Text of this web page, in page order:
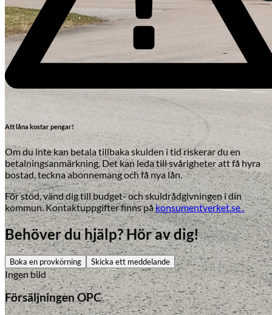
Skadeverkstad
Att låna kostar pengar!
Om du inte kan betala tillbaka skulden i tid riskerar du en
betalningsanmärkning. Det kan leda till svårigheter att få hyra
bostad, teckna abonnemang och få nya lån.
För stöd, vänd dig till budget- och skuldrådgivningen i din
kommun. Kontaktuppgifter finns påkonsumentverket.se .
Behöver du hjälp? Hör av dig!
Boka en provkörning Skicka ett meddelande
Ingen bild
Försäljningen OPC